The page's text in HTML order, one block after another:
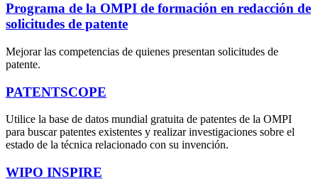
Programa de la OMPI de formación en redacción de
solicitudes de patente
Mejorar las competencias de quienes presentan solicitudes de
patente.
PATENTSCOPE
Utilice la base de datos mundial gratuita de patentes de la OMPI
para buscar patentes existentes y realizar investigaciones sobre el
estado de la técnica relacionado con su invención.
WIPO INSPIRE